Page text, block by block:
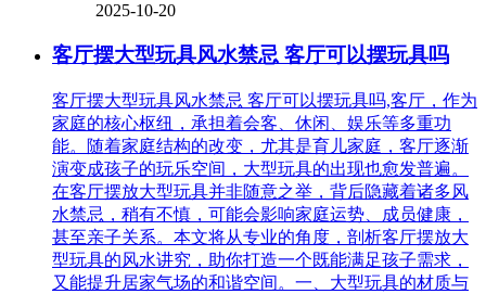
2025-10-20
客厅摆大型玩具风水禁忌 客厅可以摆玩具吗
客厅摆大型玩具风水禁忌 客厅可以摆玩具吗,客厅，作为
家庭的核心枢纽，承担着会客、休闲、娱乐等多重功
能。随着家庭结构的改变，尤其是育儿家庭，客厅逐渐
演变成孩子的玩乐空间，大型玩具的出现也愈发普遍。
在客厅摆放大型玩具并非随意之举，背后隐藏着诸多风
水禁忌，稍有不慎，可能会影响家庭运势、成员健康，
甚至亲子关系。本文将从专业的角度，剖析客厅摆放大
型玩具的风水讲究，助你打造一个既能满足孩子需求，
又能提升居家气场的和谐空间。一、大型玩具的材质与